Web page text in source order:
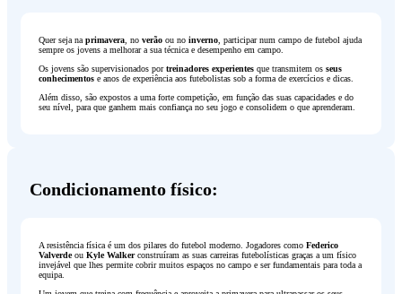
Quer seja na primavera , no verão ou no inverno , participar num campo de futebol ajuda
sempre os jovens a melhorar a sua técnica e desempenho em campo.
Os jovens são supervisionados portreinadores experientes que transmitem os seus
conhecimentos e anos de experiência aos futebolistas sob a forma de exercícios e dicas.
Além disso, são expostos a uma forte competição, em função das suas capacidades e do
seu nível, para que ganhem mais confiança no seu jogo e consolidem o que aprenderam.
Condicionamento físico:
A resistência física é um dos pilares do futebol moderno. Jogadores como Federico
Valverdeou Kyle Walkerconstruíram as suas carreiras futebolísticas graças a um físico
invejável que lhes permite cobrir muitos espaços no campo e ser fundamentais para toda a
equipa.